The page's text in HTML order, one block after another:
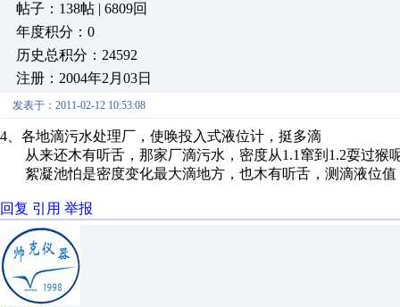
帖子：138帖 | 6809回
年度积分：0
历史总积分：24592
注册：2004年2月03日
发表于：2011-02-12 10:53:08
4、各地滴污水处理厂，使唤投入式液位计，挺多滴
从来还木有听舌，那家厂滴污水，密度从1.1窜到1.2耍过猴
絮凝池怕是密度变化最大滴地方，也木有听舌，测滴液位值
回复 引用 举报